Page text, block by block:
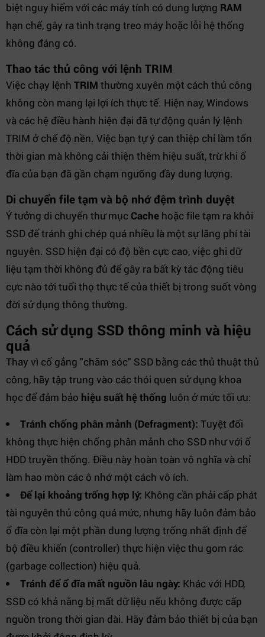
biệt nguy hiểm với các máy tính có dung lượng RAM
hạn chế, gây ra tình trạng treo máy hoặc lỗi hệ thống
không đáng có.
Thao tác thủ công với lệnh TRIM
Việc chạy lệnh TRIM thường xuyên một cách thủ công
không còn mang lại lợi ích thực tế. Hiện nay, Windows
và các hệ điều hành hiện đại đã tự động quản lý lệnh
TRIM ở chế độ nền. Việc bạn tự ý can thiệp chỉ làm tốn
thời gian mà không cải thiện thêm hiệu suất, trừ khi ổ
đĩa của bạn đã gần chạm ngưỡng đầy dung lượng.
Di chuyển file tạm và bộ nhớ đệm trình duyệt
Ý tưởng di chuyển thư mục Cache hoặc file tạm ra khỏi
SSD để tránh ghi chép quá nhiều là một sự lãng phí tài
nguyên. SSD hiện đại có độ bền cực cao, việc ghi dữ
liệu tạm thời không đủ để gây ra bất kỳ tác động tiêu
cực nào tới tuổi thọ thực tế của thiết bị trong suốt vòng
đời sử dụng thông thường.
Cách sử dụng SSD thông minh và hiệu
quả
Thay vì cố gắng "chăm sóc" SSD bằng các thủ thuật thủ
công, hãy tập trung vào các thói quen sử dụng khoa
học để đảm bảo hiệu suất hệ thống luôn ở mức tối ưu:
Tránh chống phân mảnh (Defragment): Tuyệt đối
không thực hiện chống phân mảnh cho SSD như với ổ
HDD truyền thống. Điều này hoàn toàn vô nghĩa và chỉ
làm hao mòn các ô nhớ một cách vô ích.
Để lại khoảng trống hợp lý: Không cần phải cấp phát
tài nguyên thủ công quá mức, nhưng hãy luôn đảm bảo
ổ đĩa còn lại một phần dung lượng trống nhất định để
bộ điều khiển (controller) thực hiện việc thu gom rác
(garbage collection) hiệu quả.
Tránh để ổ đĩa mất nguồn lâu ngày: Khác với HDD,
SSD có khả năng bị mất dữ liệu nếu không được cấp
nguồn trong thời gian dài. Hãy đảm bảo thiết bị của bạn